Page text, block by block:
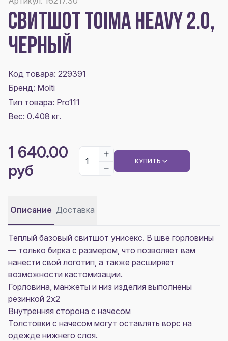
СВИТШОТ TOIMA HEAVY 2.0,
ЧЕРНЫЙ
Код товара: 229391
Бренд: Molti
Тип товара: Pro111
Вес: 0.408 кг.
1 640.00
руб
КУПИТЬ
Описание Доставка
Теплый базовый свитшот унисекс. В шве горловины
— только бирка с размером, что позволяет вам
нанести свой логотип, а также расширяет
возможности кастомизации.
Горловина, манжеты и низ изделия выполнены
резинкой 2х2
Внутренняя сторона с начесом
Толстовки с начесом могут оставлять ворс на
одежде нижнего слоя.